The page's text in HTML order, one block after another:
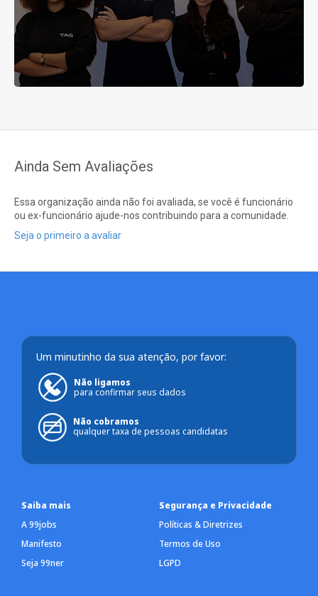
Ainda Sem Avaliações
Essa organização ainda não foi avaliada, se você é funcionário
ou ex-funcionário ajude-nos contribuindo para a comunidade.
Seja o primeiro a avaliar
Saiba mais
A 99jobs
Manifesto
Seja 99ner
Segurança e Privacidade
Políticas & Diretrizes
Termos de Uso
LGPD
Um minutinho da sua atenção, por favor:
Não ligamos
para confirmar seus dados
Não cobramos
qualquer taxa de pessoas candidatas